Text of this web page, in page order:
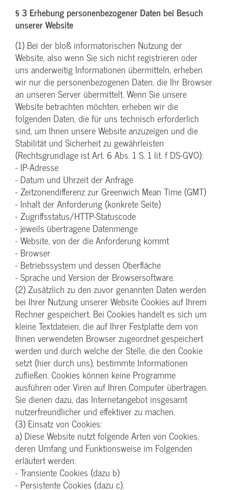
§ 3 Erhebung personenbezogener Daten bei Besuch
unserer Website
(1) Bei der bloß informatorischen Nutzung der
Website, also wenn Sie sich nicht registrieren oder
uns anderweitig Informationen übermitteln, erheben
wir nur die personenbezogenen Daten, die Ihr Browser
an unseren Server übermittelt. Wenn Sie unsere
Website betrachten möchten, erheben wir die
folgenden Daten, die für uns technisch erforderlich
sind, um Ihnen unsere Website anzuzeigen und die
Stabilität und Sicherheit zu gewährleisten
(Rechtsgrundlage ist Art. 6 Abs. 1 S. 1 lit. f DS-GVO):
- IP-Adresse
- Datum und Uhrzeit der Anfrage
- Zeitzonendifferenz zur Greenwich Mean Time (GMT)
- Inhalt der Anforderung (konkrete Seite)
- Zugriffsstatus/HTTP-Statuscode
- jeweils übertragene Datenmenge
- Website, von der die Anforderung kommt
- Browser
- Betriebssystem und dessen Oberfläche
- Sprache und Version der Browsersoftware.
(2) Zusätzlich zu den zuvor genannten Daten werden
bei Ihrer Nutzung unserer Website Cookies auf Ihrem
Rechner gespeichert. Bei Cookies handelt es sich um
kleine Textdateien, die auf Ihrer Festplatte dem von
Ihnen verwendeten Browser zugeordnet gespeichert
werden und durch welche der Stelle, die den Cookie
setzt (hier durch uns), bestimmte Informationen
zufließen. Cookies können keine Programme
ausführen oder Viren auf Ihren Computer übertragen.
Sie dienen dazu, das Internetangebot insgesamt
nutzerfreundlicher und effektiver zu machen.
(3) Einsatz von Cookies:
a) Diese Website nutzt folgende Arten von Cookies,
deren Umfang und Funktionsweise im Folgenden
erläutert werden:
- Transiente Cookies (dazu b)
- Persistente Cookies (dazu c).